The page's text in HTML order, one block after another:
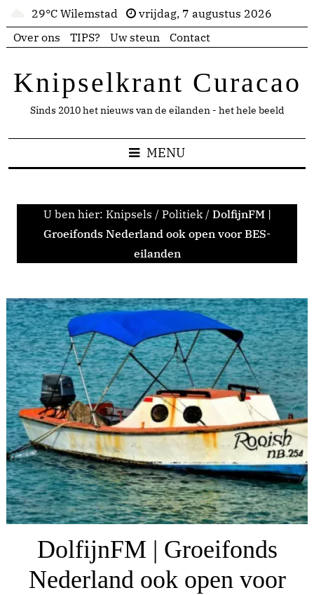
29°C Wilemstad
vrijdag, 7 augustus 2026
Over ons
TIPS? Uw steun Contact
Knipselkrant Curacao
Sinds 2010 het nieuws van de eilanden - het hele beeld
MENU
U ben hier: Knipsels / Politiek / DolfijnFM |
Groeifonds Nederland ook open voor BES-
eilanden
DolfijnFM | Groeifonds
Nederland ook open voor